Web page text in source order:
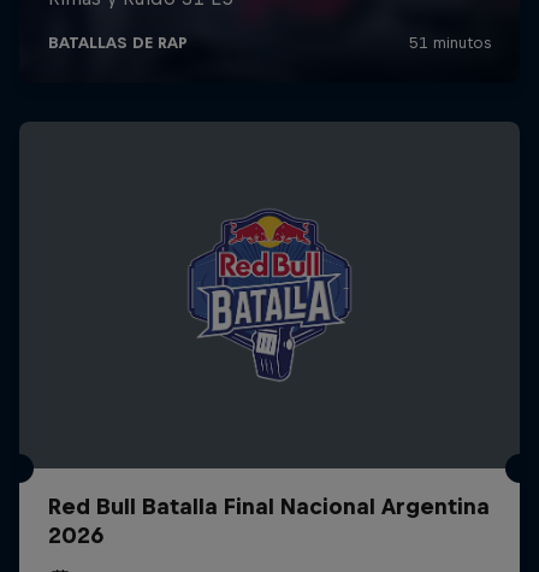
Red Bull Batalla Final Nacional Argentina
2026